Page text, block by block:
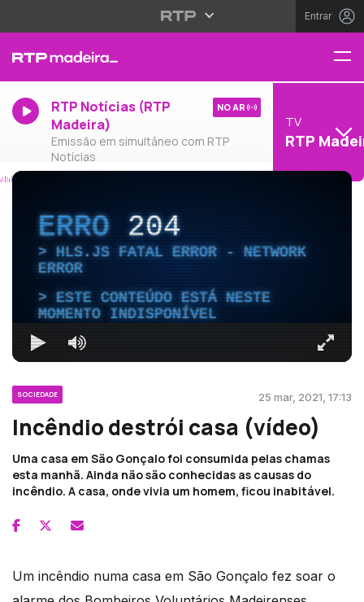
Entrar
RTP Notícias (RTP
Madeira)
Emissão em simultâneo com RTP
Notícias
NO AR
TV
RTP
ERRO204
HLS.JS FATAL ERROR - NETWORK
ERROR
ESTE CONTEÚDO ESTÁ NESTE
MOMENTO INDISPONÍVEL
SOCIEDADE 25 mar, 2021, 17:13
Incêndio destrói casa (vídeo)
Uma casa em São Gonçalo foi consumida pelas chamas
esta manhã. Ainda não são conhecidas as causas do
incêndio. A casa, onde vivia um homem, ficou inabitável.
Um incêndio numa casa em São Gonçalo fez soar o